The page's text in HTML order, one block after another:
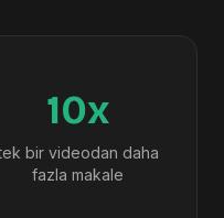
10x
bir videodan daha
fazla makale